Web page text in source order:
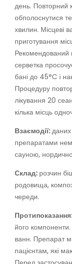
день. Повторний
обполоснутися
хвилин. Місцеві
приготування
серветка
бані до 45°C і
Процедуру
лікування 20
кілька місць
Взаємодії:
препаратами
сауною,
Склад: розчин
родовища,
череди.
його
ванн. Препарат
пацієнтам, які